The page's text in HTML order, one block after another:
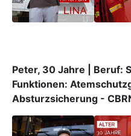
Peter, 30 Jahre | Beruf:
Funktionen:
Absturzsicherung -